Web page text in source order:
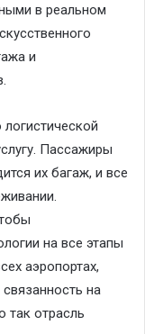
в реальном
и
Пассажиры
их багаж, и все
на все этапы
аэропортах,
на
так отрасль